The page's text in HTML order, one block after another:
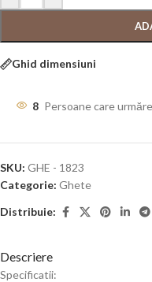
Ghid dimensiuni
8 Persoane care
SKU: GHE - 1823
Categorie: Ghete
Distribuie:
Descriere
Specificatii: